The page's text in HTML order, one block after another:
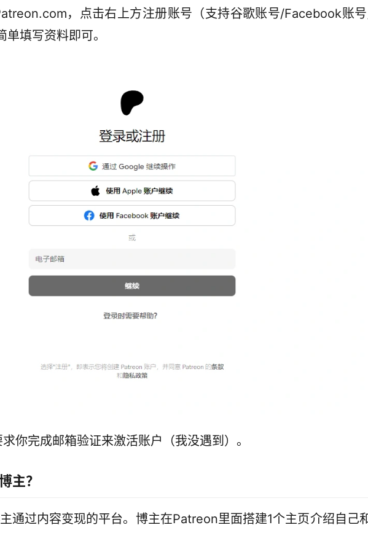
，点击右上方注册账号（支持谷歌账号/Facebook账
填写资料即可。
你完成邮箱验证来激活账户（我没遇到）。
主？
通过内容变现的平台。博主在Patreon里面搭建1个主页介绍自己